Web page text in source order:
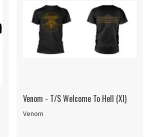
Venom - T/S Welcome To Hell (Xl)
Venom